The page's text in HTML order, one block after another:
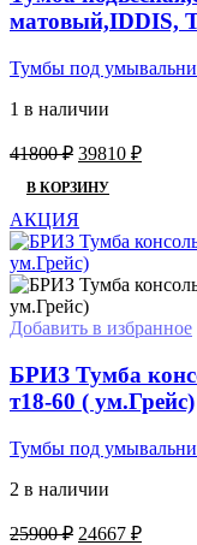
матовый,IDDIS,
Тумбы под
1 в наличии
41800₽
составляла
41800 ₽.
39810 ₽
В КОРЗИНУ
АКЦИЯ
Добавить в избранное
БРИЗ Тумба
т18-60 ( ум.Грейс)
Тумбы под
2 в наличии
25900₽ 24667 ₽